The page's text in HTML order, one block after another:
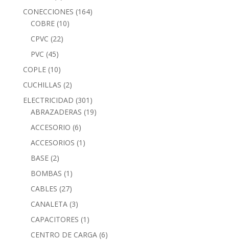
CONECCIONES (164)
COBRE (10)
CPVC (22)
PVC (45)
COPLE (10)
CUCHILLAS (2)
ELECTRICIDAD (301)
ABRAZADERAS (19)
ACCESORIO (6)
ACCESORIOS (1)
BASE (2)
BOMBAS (1)
CABLES (27)
CANALETA (3)
CAPACITORES (1)
CENTRO DE CARGA (6)